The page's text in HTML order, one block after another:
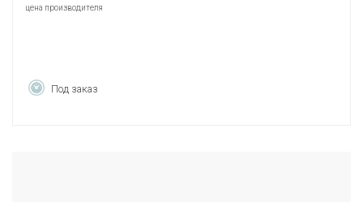
цена производителя
Под заказ